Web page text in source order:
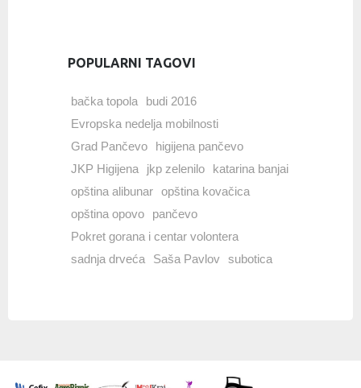
POPULARNI TAGOVI
bačka topola
budi 2016
Evropska nedelja mobilnosti
Grad Pančevo
higijena pančevo
JKP Higijena
jkp zelenilo
katarina banjai
opština alibunar opština kovačica
opština opovo
pančevo
Pokret gorana i centar volontera
sadnja drveća
Saša Pavlov subotica